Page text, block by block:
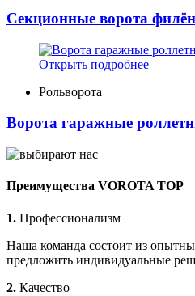
Секционные ворота
Открыть подробнее
Рольворота
Ворота гаражные
Преимущества VOROTA TOP
1. Профессионализм
Наша команда состоит из
предложить индивидуальные
2. Качество